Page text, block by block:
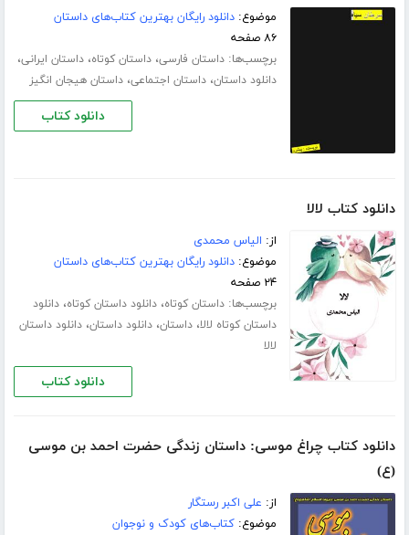
موضوع:دانلود رایگان بهترین کتاب‌های داستان
۸۶ صفحه
برچسب‌ها:داستان فارسی،داستان کوتاه،داستان ایرانی،
دانلود داستان،داستان اجتماعی،داستان هیجان انگیز
دانلود کتاب
دانلود کتاب لالا
از: الیاس محمدی
موضوع:دانلود رایگان بهترین کتاب‌های داستان
۲۴ صفحه
برچسب‌ها:داستان کوتاه،دانلود داستان کوتاه،دانلود
داستان کوتاه لالا،داستان،دانلود داستان،دانلود داستان
لالا
دانلود کتاب
دانلود کتاب چراغ موسی: داستان زندگی حضرت احمد بن موسی
(ع)
از: علی اکبر رستگار
موضوع:کتاب‌های کودک و نوجوان